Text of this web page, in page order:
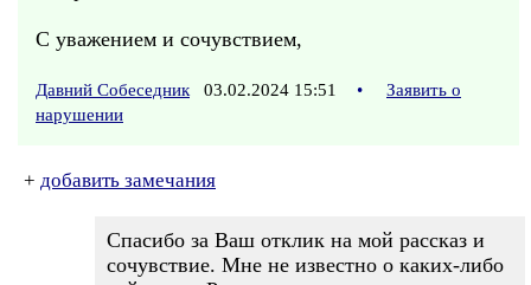
С уважением и сочувствием,
Давний Собеседник 03.02.2024 15:51 •
Заявить о
нарушении
+ добавить замечания
Спасибо за Ваш отклик на мой рассказ и
сочувствие. Мне не известно о каких-либо